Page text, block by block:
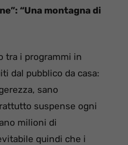
“Una montagna di
tra i programmi in
dal pubblico da casa:
sano
suspense ogni
milioni di
quindi che i